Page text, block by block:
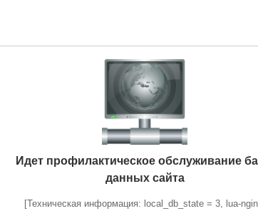
Идет профилактическое обслуживание
данных сайта
[Техническая информация: local_db_state = 3, lua-